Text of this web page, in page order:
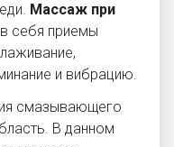
Массаж при
себя приемы
и вибрацию.
смазывающего
В данном